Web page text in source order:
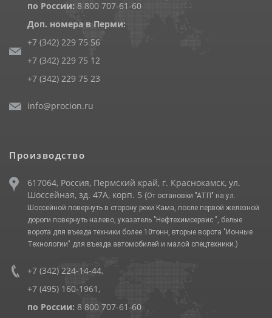
по России: 8 800 707-61-60
Доп. номера в Перми:
+7 (342) 229 75 56
+7 (342) 229 75 12
+7 (342) 229 75 23
info@procion.ru
Производство
617064, Россия, Пермский край, г. Краснокамск, ул.
Шоссейная, зд. 47А, корп. 5 (От остановки "АТП" на ул.
Шоссейной повернуть в сторону реки Кама, после первой железной
дороги повернуть налево, указатель "Нефтехимсервис ", белые
ворота для въезда техники более 10тонн, вторые ворота "Ионные
Технологии" для въезда автомобилей и малой спецтехники.)
+7 (342) 224-14-44,
+7 (495) 160-1961 ,
по России: 8 800 707-61-60